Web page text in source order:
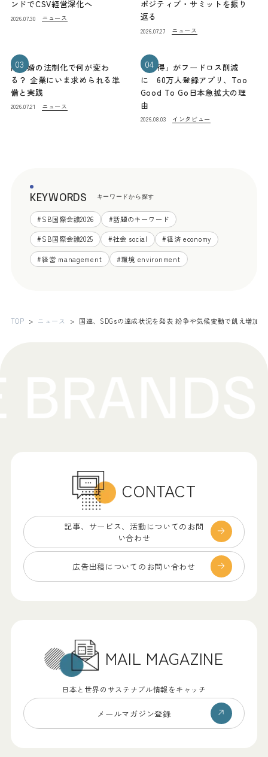
ンドでCSV経営深化へ
2026.07.30 ニュース
ポジティブ・サミットを振り
返る
2026.07.27 ニュース
03
同性婚の法制化で何が変わ
る？ 企業にいま求められる準
備と実践
2026.07.21 ニュース
04
「お得」がフードロス削減
に 60万人登録アプリ、Too
Good To Go日本急拡大の理
由
2026.08.03 インタビュー
KEYWORDS キーワードから探す
#SB国際会議2026 #話題のキーワード
#SB国際会議2025 #社会 social #経済 economy
#経営 management #環境 environment
TOP ニュース 国連、SDGsの達成状況を発表 紛争や気候変動で飢え増加
CONTACT
記事、サービス、 活動についてのお問
い合わせ
広告出稿についての お問い合わせ
MAIL MAGAZINE
日本と世界のサステナブル情報をキャッチ
メールマガジン登録